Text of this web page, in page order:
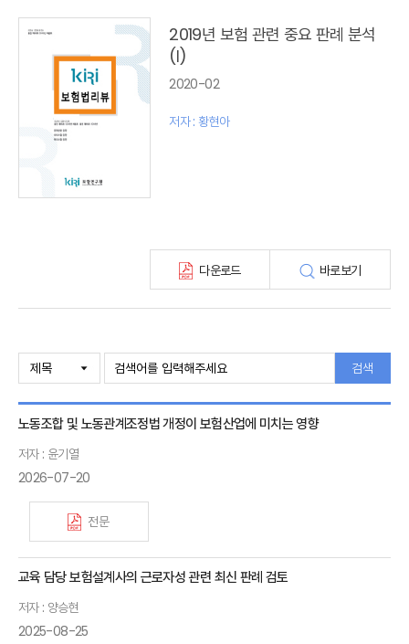
포커스
특별기고
보험법 동향
최신보험정보
최신 해외보험연구동향
보험총서
보험회사 재무분석(종간)
2019년 보험 관련 중요 판례 분석
(Ⅰ)
2020-02
저자 : 황현아
다운로드 바로보기
검색
노동조합 및 노동관계조정법 개정이 보험산업에 미치는 영향
저자 : 윤기열
2026-07-20
전문
교육 담당 보험설계사의 근로자성 관련 최신 판례 검토
저자 : 양승현
2025-08-25